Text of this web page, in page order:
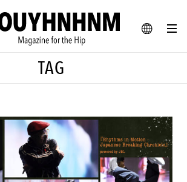
JA
BLOG SNAP
ション、カルチャー、ライフスタイルWEBマガジン
#憧れの逸品
#ESSENTIAL DESIGNS
#古着サミット
TAG